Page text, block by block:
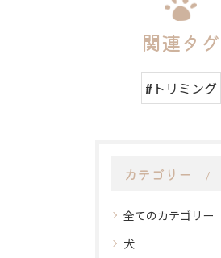
関連タグ
#トリミング
カテゴリー
全てのカテゴリー
犬